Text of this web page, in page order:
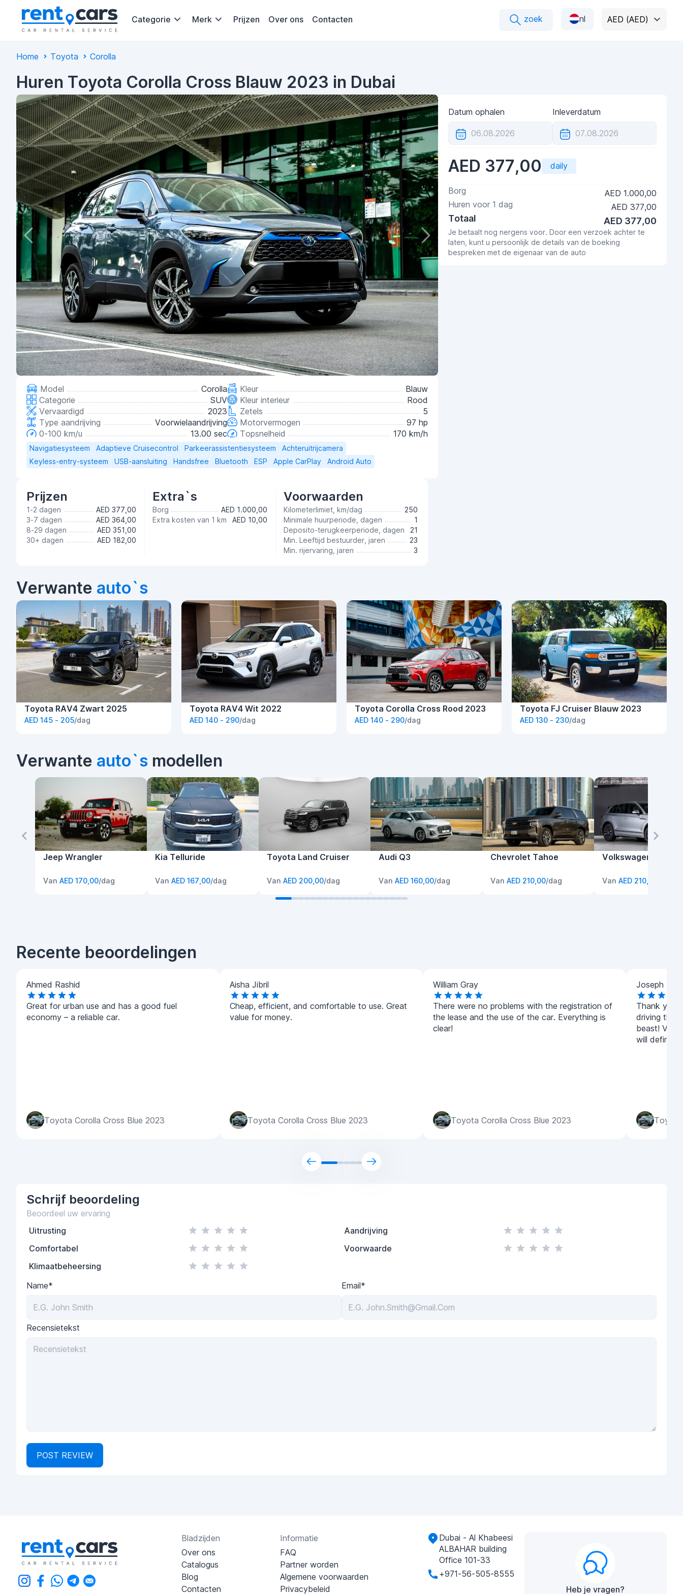
Categorie Merk Prijzen Over ons Contacten zoek nl AED (AED)
Home Toyota Corolla
Huren Toyota Corolla Cross Blauw 2023 in Dubai
Model
Corolla
Categorie
SUV
Vervaardigd
2023
Type aandrijving
Voorwielaandrijving
0-100 km/u
13.00 sec
Kleur
Blauw
Kleur interieur
Rood
Zetels
5
Motorvermogen
97 hp
Topsnelheid
170 km/h
Navigatiesysteem Adaptieve Cruisecontrol Parkeerassistentiesysteem
Achteruitrijcamera
Keyless-entry-systeem
USB-aansluiting Handsfree Bluetooth ESP Apple CarPlay Android Auto
Prijzen
1-2 dagen
AED 377,00
3-7 dagen
AED 364,00
8-29 dagen
AED 351,00
30+ dagen
AED 182,00
Extra`s
Borg
AED 1.000,00
Extra kosten van 1 km
AED 10,00
Voorwaarden
Kilometerlimiet, km/dag
250
Minimale huurperiode, dagen
1
Deposito-terugkeerperiode, dagen
21
Min. Leeftijd bestuurder, jaren
23
Min. rijervaring, jaren
3
Datum ophalen Inleverdatum
AED 377,00 daily
Borg
AED 1.000,00
Huren voor 1 dag AED 377,00
Totaal AED 377,00
Je betaalt nog nergens voor. Door een verzoek achter te
laten, kunt u persoonlijk de details van de boeking
bespreken met de eigenaar van de auto
Verwante auto`s
Toyota RAV4 Zwart 2025
AED 145 - 205/dag
Toyota RAV4 Wit 2022
AED 140 - 290/dag
Toyota Corolla Cross Rood 2023
AED 140 - 290/dag
Toyota FJ Cruiser Blauw 2023
AED 130 - 230/dag
Verwante auto`s modellen
Jeep Wrangler
Van AED 170,00/dag
Kia Telluride
Van AED 167,00/dag
Toyota Land Cruiser
Van AED 200,00/dag
Audi Q3
Van AED 160,00/dag
Chevrolet Tahoe
Van AED 210,00/dag
Volkswagen
Van AED 210,00
Recente beoordelingen
Ahmed Rashid
Great for urban use and has a good fuel
economy – a reliable car.
Toyota Corolla Cross Blue 2023
Aisha Jibril
Cheap, efficient, and comfortable to use. Great
value for money.
Toyota Corolla Cross Blue 2023
William Gray
There were no problems with the registration of
the lease and the use of the car. Everything is
clear!
Toyota Corolla Cross Blue 2023
Joseph Hall
Thank you
driving the
beast! Very
will
Toyota
Schrijf beoordeling
Beoordeel uw ervaring
Uitrusting
Comfortabel
Klimaatbeheersing
Aandrijving
Voorwaarde
Name* Email*
Recensietekst
POST REVIEW
Bladzijden
Over ons
Catalogus
Blog
Contacten
Informatie
FAQ
Partner worden
Algemene voorwaarden
Privacybeleid
Dubai - Al Khabeesi
ALBAHAR building
Office 101-33
+971-56-505-8555
Heb je vragen?